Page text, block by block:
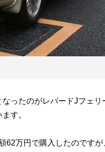
ったのがレパードJフェリ
す。
万円で購入したのですが